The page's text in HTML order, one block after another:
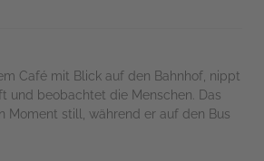
Café mit Blick auf den Bahnhof, nippt
und beobachtet die Menschen. Das
Moment still, während er auf den Bus